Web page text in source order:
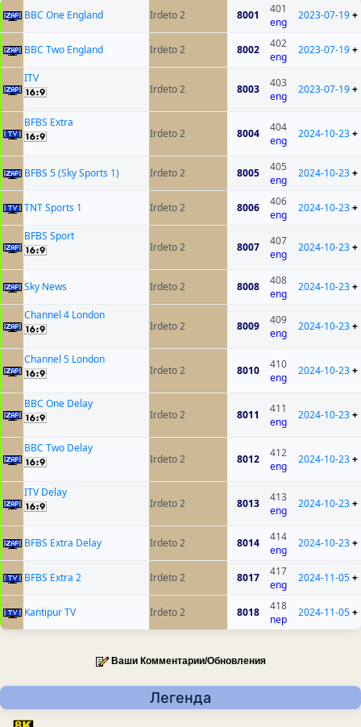
BBC One England Irdeto 2 8001
401
eng
2023-07-19+
BBC Two England Irdeto 2 8002
402
eng
2023-07-19+
ITV
Irdeto 2
8003
403
eng
2023-07-19+
BFBS Extra
Irdeto 2
8004
404
eng
2024-10-23+
BFBS 5 (Sky Sports 1) Irdeto 2 8005
405
eng
2024-10-23+
TNT Sports 1 Irdeto 2 8006
406
eng
2024-10-23+
BFBS Sport
Irdeto 2
8007
407
eng
2024-10-23+
Sky News Irdeto 2 8008
408
eng
2024-10-23+
Channel 4 London
Irdeto 2
8009
409
eng
2024-10-23+
Channel 5 London
Irdeto 2
8010
410
eng
2024-10-23+
BBC One Delay
Irdeto 2
8011
411
eng
2024-10-23+
BBC Two Delay
Irdeto 2
8012
412
eng
2024-10-23+
ITV Delay
Irdeto 2
8013
413
eng
2024-10-23+
BFBS Extra Delay Irdeto 2 8014
414
eng
2024-10-23+
BFBS Extra 2 Irdeto 2 8017
417
eng
2024-11-05+
Kantipur TV Irdeto 2 8018
418
nep
2024-11-05+
Ваши Комментарии/Обновления
Легенда